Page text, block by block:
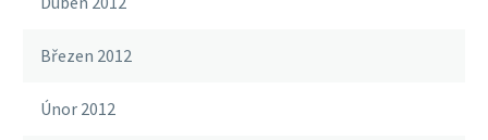
Březen 2012
Únor 2012